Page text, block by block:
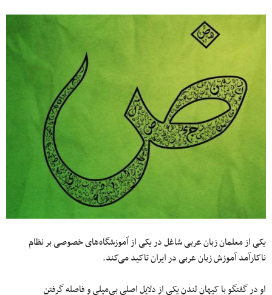
یکی از معلمان زبان عربی شاغل در یکی از آموزشگاه‌های خصوصی بر نظام
ناکارآمد آموزش زبان عربی در ایران تاکید می‌کند.
او در گفتگو با کیهان لندن یکی از دلایل اصلی بی‌میلی و فاصله گرفتن